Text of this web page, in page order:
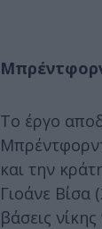
Το έργο
και την
Γιοάνε Βίσα
βάσεις